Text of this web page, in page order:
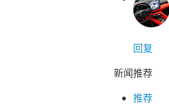
回复
新闻推荐
推荐